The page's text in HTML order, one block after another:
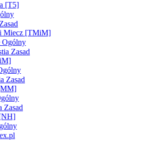
[T5]
Miecz [TMiM]
Zasad
Zasad